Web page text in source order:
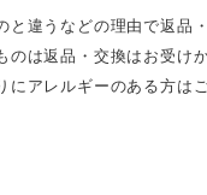
違うなどの理由で返品
は返品・交換はお受け
アレルギーのある方は